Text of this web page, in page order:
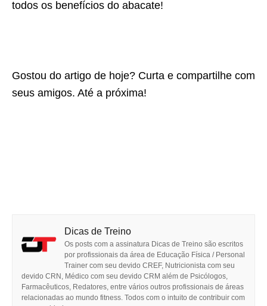
todos os benefícios do abacate!
Gostou do artigo de hoje? Curta e compartilhe com
seus amigos. Até a próxima!
Dicas de Treino
Os posts com a assinatura Dicas de Treino são escritos
por profissionais da área de Educação Física / Personal
Trainer com seu devido CREF, Nutricionista com seu
devido CRN, Médico com seu devido CRM além de Psicólogos,
Farmacêuticos, Redatores, entre vários outros profissionais de áreas
relacionadas ao mundo fitness. Todos com o intuito de contribuir com